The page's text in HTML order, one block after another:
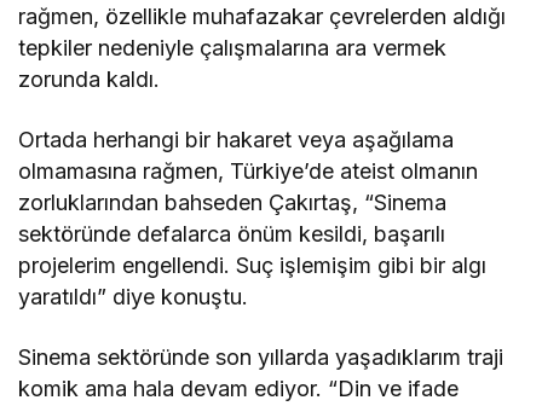
rağmen, özellikle muhafazakar çevrelerden aldığı
tepkiler nedeniyle çalışmalarına ara vermek
zorunda kaldı.
Ortada herhangi bir hakaret veya aşağılama
olmamasına rağmen, Türkiye’de ateist olmanın
zorluklarından bahseden Çakırtaş, “Sinema
sektöründe defalarca önüm kesildi, başarılı
projelerim engellendi. Suç işlemişim gibi bir algı
yaratıldı” diye konuştu.
Sinema sektöründe son yıllarda yaşadıklarım traji
komik ama hala devam ediyor. “Din ve ifade